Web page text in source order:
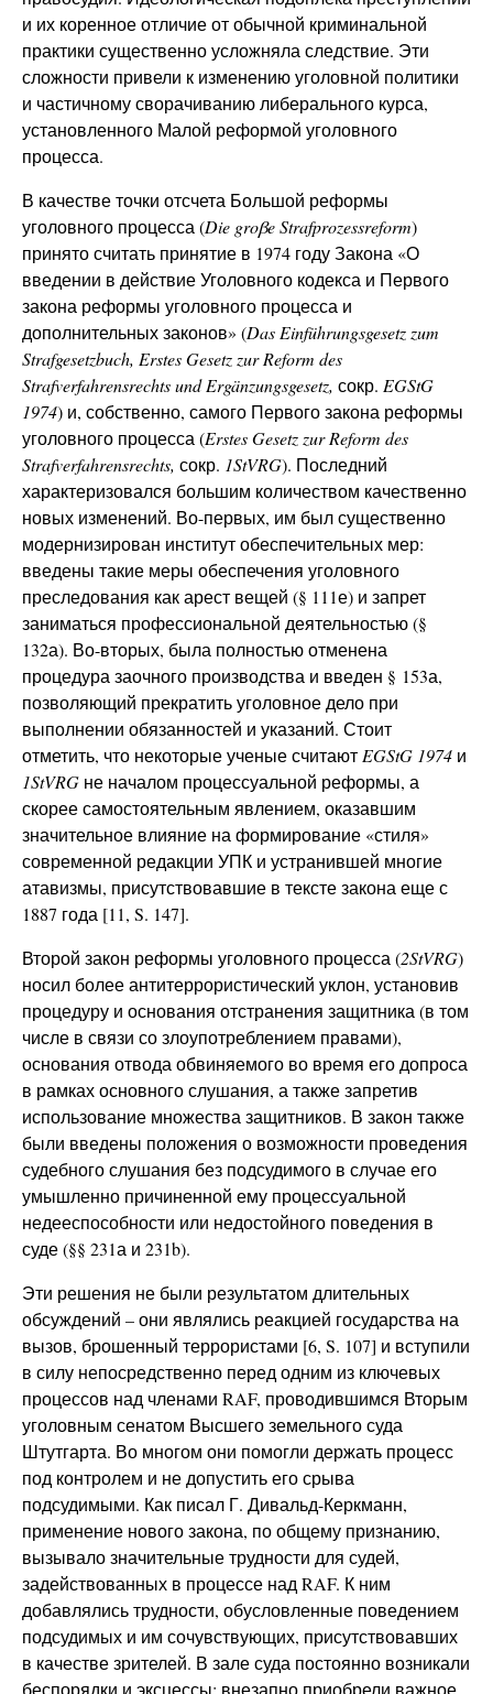
и их коренное отличие от обычной криминальной
практики существенно усложняла следствие. Эти
сложности привели к изменению уголовной политики
и частичному сворачиванию либерального курса,
установленного Малой реформой уголовного
процесса.
В качестве точки отсчета Большой реформы
уголовного процесса (Die groβeStrafprozessreform)
принято считать принятие в 1974 году Закона «О
введении в действие Уголовного кодекса и Первого
закона реформы уголовного процесса и
дополнительных законов» (Das Einführungsgesetz zum
Strafgesetzbuch, Erstes Gesetz zur Reform des
Strafverfahrensrechts und Ergänzungsgesetz, сокр. EGStG
1974) и, собственно, самого Первого закона реформы
уголовного процесса (Erstes Gesetz zur Reform des
Strafverfahrensrechts, сокр. 1StVRG). Последний
характеризовался большим количеством качественно
новых изменений. Во-первых, им был существенно
модернизирован институт обеспечительных мер:
введены такие меры обеспечения уголовного
преследования как арест вещей (§ 111е) и запрет
заниматься профессиональной деятельностью (§
132а). Во-вторых, была полностью отменена
процедура заочного производства и введен § 153а,
позволяющий прекратить уголовное дело при
выполнении обязанностей и указаний. Стоит
отметить, что некоторые ученые считают EGStG 1974 и
1StVRG не началом процессуальной реформы, а
скорее самостоятельным явлением, оказавшим
значительное влияние на формирование «стиля»
современной редакции УПК и устранившей многие
атавизмы, присутствовавшие в тексте закона еще с
1887 года [11, S. 147].
Второй закон реформы уголовного процесса (2StVRG)
носил более антитеррористический уклон, установив
процедуру и основания отстранения защитника (в том
числе в связи со злоупотреблением правами),
основания отвода обвиняемого во время его допроса
в рамках основного слушания, а также запретив
использование множества защитников. В закон также
были введены положения о возможности проведения
судебного слушания без подсудимого в случае его
умышленно причиненной ему процессуальной
недееспособности или недостойного поведения в
суде (§§ 231а и 231b).
Эти решения не были результатом длительных
обсуждений – они являлись реакцией государства на
вызов, брошенный террористами [6, S. 107] и вступили
в силу непосредственно перед одним из ключевых
процессов над членами RAF, проводившимся Вторым
уголовным сенатом Высшего земельного суда
Штутгарта. Во многом они помогли держать процесс
под контролем и не допустить его срыва
подсудимыми. Как писал Г. Дивальд-Керкманн,
применение нового закона, по общему признанию,
вызывало значительные трудности для судей,
задействованных в процессе над RAF. К ним
добавлялись трудности, обусловленные поведением
подсудимых и им сочувствующих, присутствовавших
в качестве зрителей. В зале суда постоянно возникали
беспорядки и эксцессы; внезапно приобрели важное